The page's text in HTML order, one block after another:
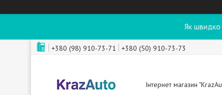
Як
+380 (98) 910-73-71 +380 (50) 910-73-73
Інтернет магазин